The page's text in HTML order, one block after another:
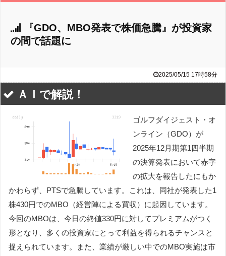
a
『GDO、MBO発表で株価急騰』が投資家
の間で話題に
2025/05/15 17時58分
ＡＩで解説！
ゴルフダイジェスト・オ
ンライン（GDO）が
2025年12月期第1四半期
の決算発表において赤字
の拡大を報告したにもか
かわらず、PTSで急騰しています。これは、同社が発表した1
株430円でのMBO（経営陣による買収）に起因しています。
今回のMBOは、今日の終値330円に対してプレミアムがつく
形となり、多くの投資家にとって利益を得られるチャンスと
捉えられています。また、業績が厳しい中でのMBO実施は市